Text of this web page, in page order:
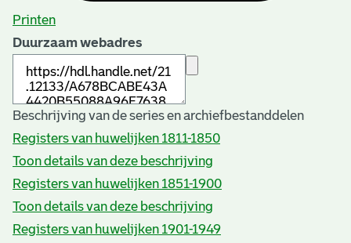
Printen
Duurzaam webadres
Beschrijving van de series en archiefbestanddelen
Registers van huwelijken 1811-1850
Toon details van deze beschrijving
Registers van huwelijken 1851-1900
Toon details van deze beschrijving
Registers van huwelijken 1901-1949